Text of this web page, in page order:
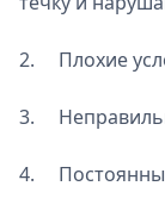
2. Плохие
3.
4.